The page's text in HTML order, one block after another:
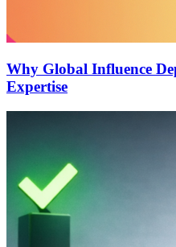
Why Global Influence
Expertise